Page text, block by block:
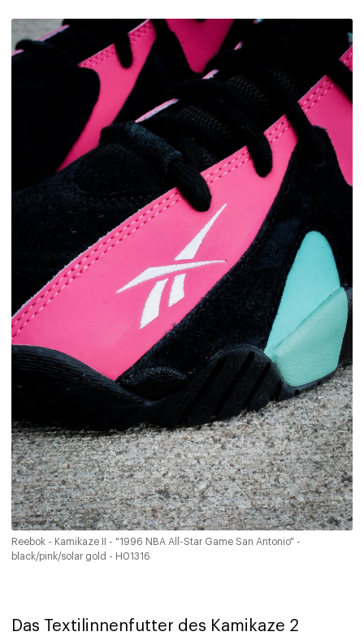
Reebok - Kamikaze II - "1996 NBA All-Star Game San Antonio" -
black/pink/solar gold - H01316
Das Textilinnenfutter des Kamikaze 2